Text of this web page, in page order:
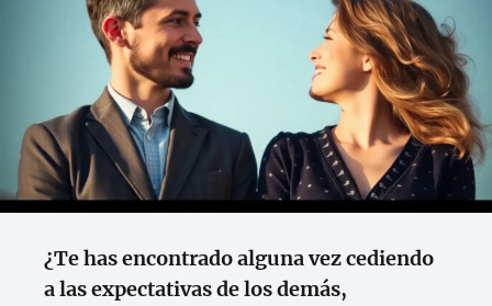
¿Te has encontrado alguna vez cediendo
a las expectativas de los demás,